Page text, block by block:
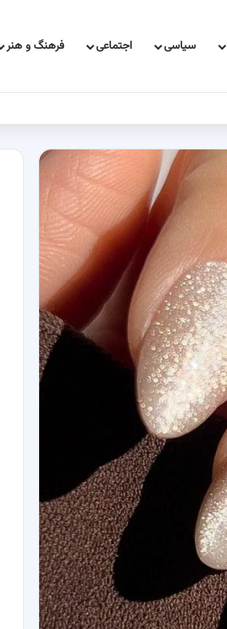
سیاسی اجتماعی فرهنگ و هنر